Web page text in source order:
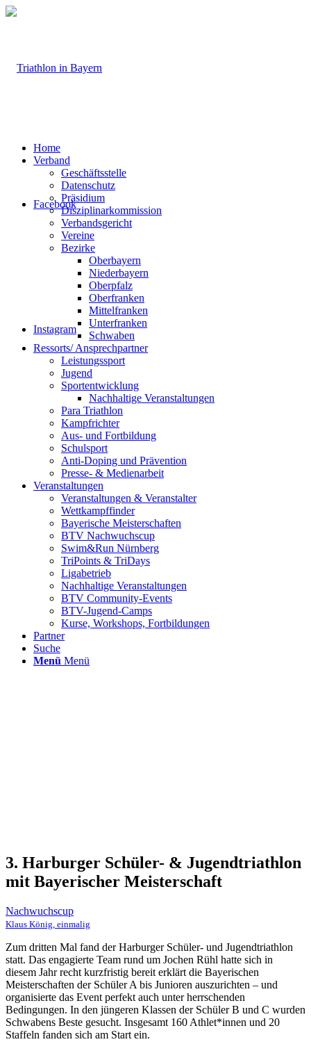
Facebook
Instagram
Home
Verband
Geschäftsstelle
Datenschutz
Präsidium
Disziplinarkommission
Verbandsgericht
Vereine
Bezirke
Oberbayern
Niederbayern
Oberpfalz
Oberfranken
Mittelfranken
Unterfranken
Schwaben
Ressorts/ Ansprechpartner
Leistungssport
Jugend
Sportentwicklung
Nachhaltige Veranstaltungen
Para Triathlon
Kampfrichter
Aus- und Fortbildung
Schulsport
Anti-Doping und Prävention
Presse- & Medienarbeit
Veranstaltungen
Veranstaltungen & Veranstalter
Wettkampffinder
Bayerische Meisterschaften
BTV Nachwuchscup
Swim&Run Nürnberg
TriPoints & TriDays
Ligabetrieb
Nachhaltige Veranstaltungen
BTV Community-Events
BTV-Jugend-Camps
Kurse, Workshops, Fortbildungen
Partner
Suche
Menü Menü
3. Harburger Schüler- & Jugendtriathlon
mit Bayerischer Meisterschaft
Nachwuchscup
Klaus König, einmalig
Zum dritten Mal fand der Harburger Schüler- und Jugendtriathlon
statt. Das engagierte Team rund um Jochen Rühl hatte sich in
diesem Jahr recht kurzfristig bereit erklärt die Bayerischen
Meisterschaften der Schüler A bis Junioren auszurichten – und
organisierte das Event perfekt auch unter herrschenden
Bedingungen. In den jüngeren Klassen der Schüler B und C wurden
Schwabens Beste gesucht. Insgesamt 160 Athlet*innen und 20
Staffeln fanden sich am Start ein.